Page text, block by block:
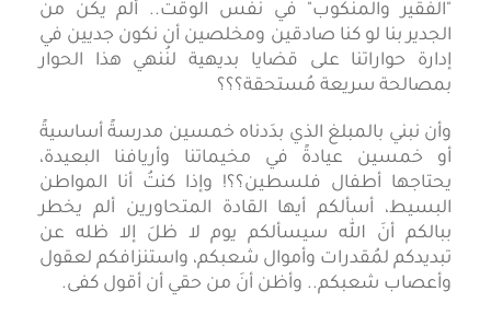
"الفقير والمنكوب" في نفس الوقت.. ألم يكن من
الجدير بنا لو كنا صادقين ومخلصين أن نكون جديين في
إدارة حواراتنا على قضايا بديهية لنُنهي هذا الحوار
بمصالحة سريعة مُستحقة؟؟؟
وأن نبني بالمبلغ الذي بدَدناه خمسين مدرسةً أساسيةً
أو خمسين عيادةً في مخيماتنا وأريافنا البعيدة،
يحتاجها أطفال فلسطين؟؟! وإذا كنتُ أنا المواطن
البسيط، أسألكم أيها القادة المتحاورين ألم يخطر
ببالكم أنَ الله سيسألكم يوم لا ظلَ إلا ظله عن
تبديدكم لمُقدرات وأموال شعبكم، واستنزافكم لعقول
وأعصاب شعبكم.. وأظن أنَ من حقي أن أقول كفى.